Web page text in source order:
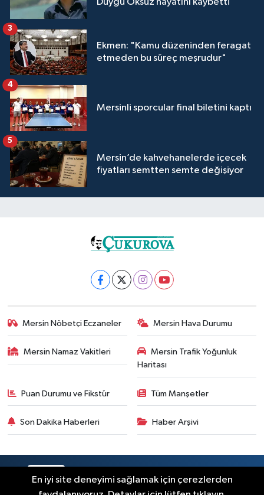
Duygu Öksüz hayatını kaybetti
Ekmen: "Kamu düzeninden feragat
etmeden bu süreç meşrudur"
3
Mersinli sporcular final biletini kaptı
4
Mersin’de kahvehanelerde içecek
fiyatları semtten semte değişiyor
5
Mersin Nöbetçi Eczaneler Mersin Hava Durumu
Mersin Namaz Vakitleri
Mersin Trafik Yoğunluk
Haritası
Puan Durumu ve Fikstür Tüm Manşetler
Son Dakika Haberleri Haber Arşivi
RSS Copyright © 2025. Her hakkı saklıdır.
En iyi site deneyimi sağlamak için çerezlerden